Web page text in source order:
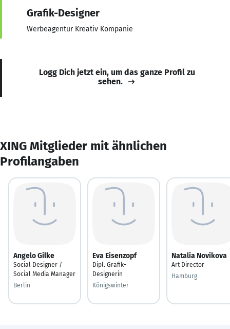
Grafik-Designer
Werbeagentur Kreativ Kompanie
Logg Dich jetzt ein, um das ganze Profil zu
sehen.
XING Mitglieder mit ähnlichen
Profilangaben
Angelo Gilke
Social Designer /
Social Media Manager
Berlin
Eva Eisenzopf
Dipl. Grafik-
Designerin
Königswinter
Natalia Novikova
Art Director
Hamburg